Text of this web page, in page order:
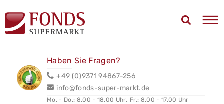
Haben Sie Fragen?
+49 (0)9371 94867-256
info@fonds-super-markt.de
Mo. - Do.: 8.00 - 18.00 Uhr, Fr.: 8.00 - 17.00 Uhr